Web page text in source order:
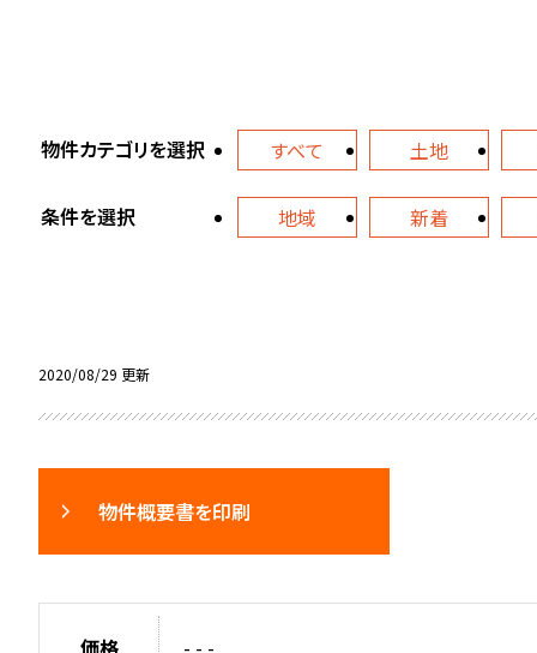
物件カテゴリを選択 すべて 土地
条件を選択 地域 新着
2020/08/29 更新
物件概要書を印刷
価格 - - -